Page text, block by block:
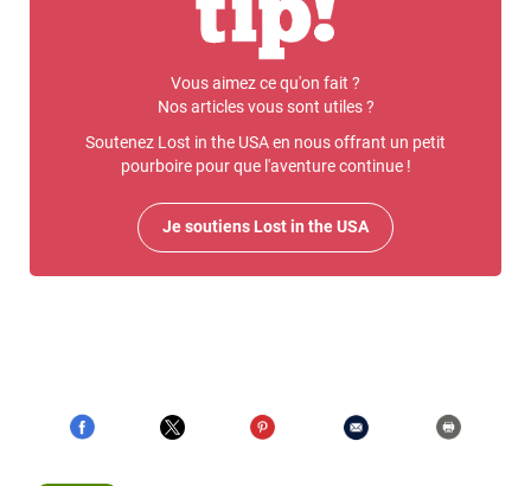
Vous aimez ce qu'on fait ?
Nos articles vous sont utiles ?
Soutenez Lost in the USA en nous offrant un petit
pourboire pour que l'aventure continue !
Je soutiens Lost in the USA